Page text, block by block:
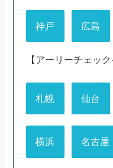
神戸 広島
【アーリーチェック
札幌 仙台
横浜 名古屋